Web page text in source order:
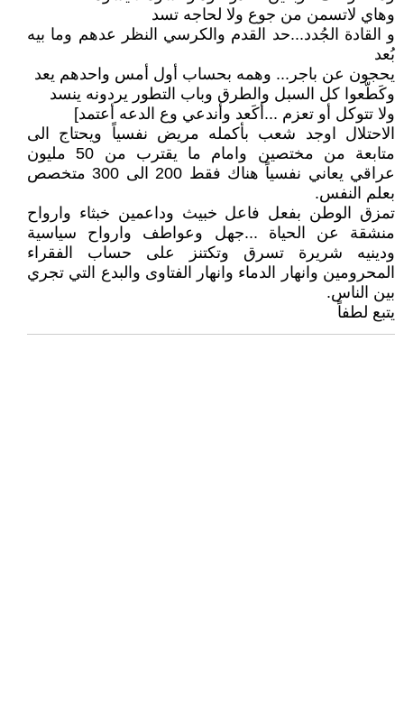
وهاي لاتسمن من جوع ولا لحاجه تسد
و القادة الجُدد...حد القدم والكرسي النظر عدهم وما بيه
بُعد
يحجون عن باجر... وهمه بحساب أول أمس واحدهم يعد
وكَطّعوا كل السبل والطرق وباب التطور يردونه ينسد
ولا تتوكل أو تعزم ...أكَعد وأندعي وع الدعه أعتمد]
الاحتلال اوجد شعب بأكمله مريض نفسياً ويحتاج الى
متابعة من مختصين وامام ما يقترب من 50 مليون
عراقي يعاني نفسياً هناك فقط 200 الى 300 متخصص
بعلم النفس.
تمزق الوطن بفعل فاعل خبيث وداعمين خبثاء وارواح
منشقة عن الحياة ...جهل وعواطف وارواح سياسية
ودينيه شريرة تسرق وتكتنز على حساب الفقراء
المحرومين وانهار الدماء وانهار الفتاوى والبدع التي تجري
بين الناس.
يتبع لطفاً